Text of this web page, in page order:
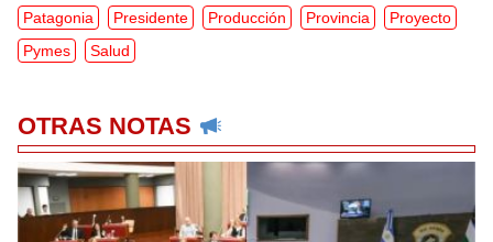
Patagonia
Presidente Producción Provincia
Proyecto
Pymes
Salud
OTRAS NOTAS